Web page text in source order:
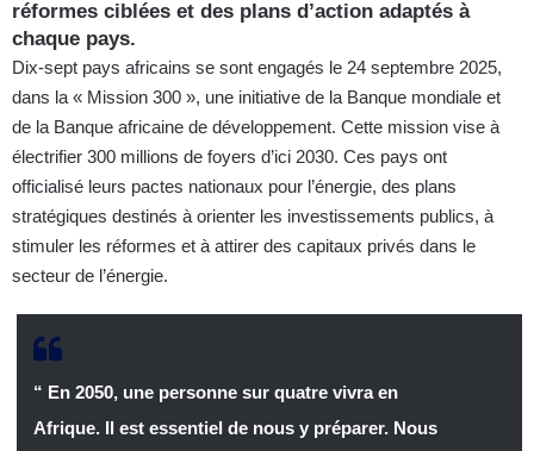
réformes ciblées et des plans d’action adaptés à
chaque pays.
Dix-sept pays africains se sont engagés le 24 septembre 2025,
dans la « Mission 300 », une initiative de la Banque mondiale et
de la Banque africaine de développement. Cette mission vise à
électrifier 300 millions de foyers d’ici 2030. Ces pays ont
officialisé leurs pactes nationaux pour l’énergie, des plans
stratégiques destinés à orienter les investissements publics, à
stimuler les réformes et à attirer des capitaux privés dans le
secteur de l’énergie.
“ En 2050, une personne sur quatre vivra en
Afrique. Il est essentiel de nous y préparer. Nous